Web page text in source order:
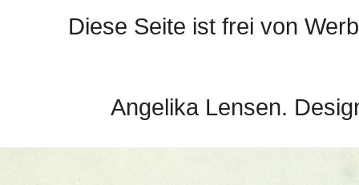
Diese Seite ist frei von
Angelika Lensen.